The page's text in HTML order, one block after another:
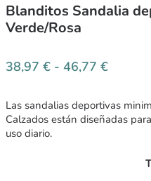
Blanditos Sandalia
Verde/Rosa
38,97 € - 46,77 €
Las sandalias deportivas
Calzados están diseñadas
uso diario.